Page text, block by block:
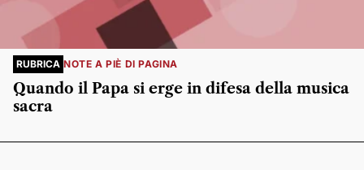
RUBRICA NOTE A PIÈ DI PAGINA
Quando il Papa si erge in difesa della musica
sacra